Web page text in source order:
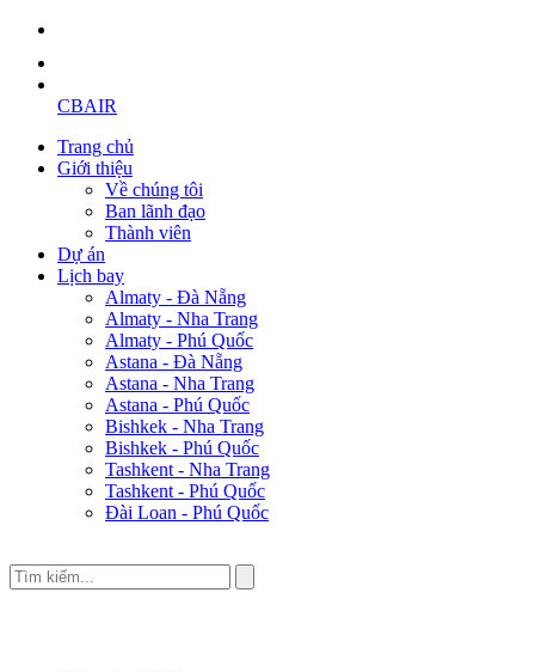
CBAIR
Trang chủ
Giới thiệu
Về chúng tôi
Ban lãnh đạo
Thành viên
Dự án
Lịch bay
Almaty - Đà Nẵng
Almaty - Nha Trang
Almaty - Phú Quốc
Astana - Đà Nẵng
Astana - Nha Trang
Astana - Phú Quốc
Bishkek - Nha Trang
Bishkek - Phú Quốc
Tashkent - Nha Trang
Tashkent - Phú Quốc
Đài Loan - Phú Quốc